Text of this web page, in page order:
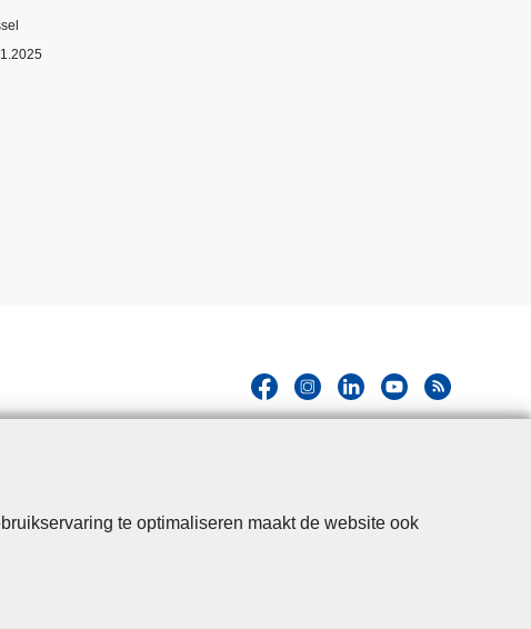
te optimaliseren maakt de website ook